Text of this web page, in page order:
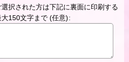
択された方は下記に裏面に印刷する
150文字まで (任意):